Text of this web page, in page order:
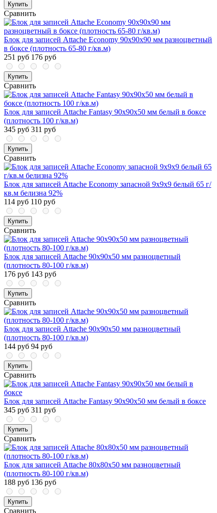
Купить
Сравнить
Блок для записей Attache Economy 90x90x90 мм разноцветный
в боксе (плотность 65-80 г/кв.м)
251 руб 176 руб
Купить
Сравнить
Блок для записей Attache Fantasy 90x90x50 мм белый в боксе
(плотность 100 г/кв.м)
345 руб 311 руб
Купить
Сравнить
Блок для записей Attache Economy запасной 9х9х9 белый 65 г/
кв.м белизна 92%
114 руб 110 руб
Купить
Сравнить
Блок для записей Attache 90x90x50 мм разноцветный
(плотность 80-100 г/кв.м)
176 руб 143 руб
Купить
Сравнить
Блок для записей Attache 90x90x50 мм разноцветный
(плотность 80-100 г/кв.м)
144 руб 94 руб
Купить
Сравнить
Блок для записей Attache Fantasy 90x90x50 мм белый в боксе
345 руб 311 руб
Купить
Сравнить
Блок для записей Attache 80x80x50 мм разноцветный
(плотность 80-100 г/кв.м)
188 руб 136 руб
Купить
Сравнить